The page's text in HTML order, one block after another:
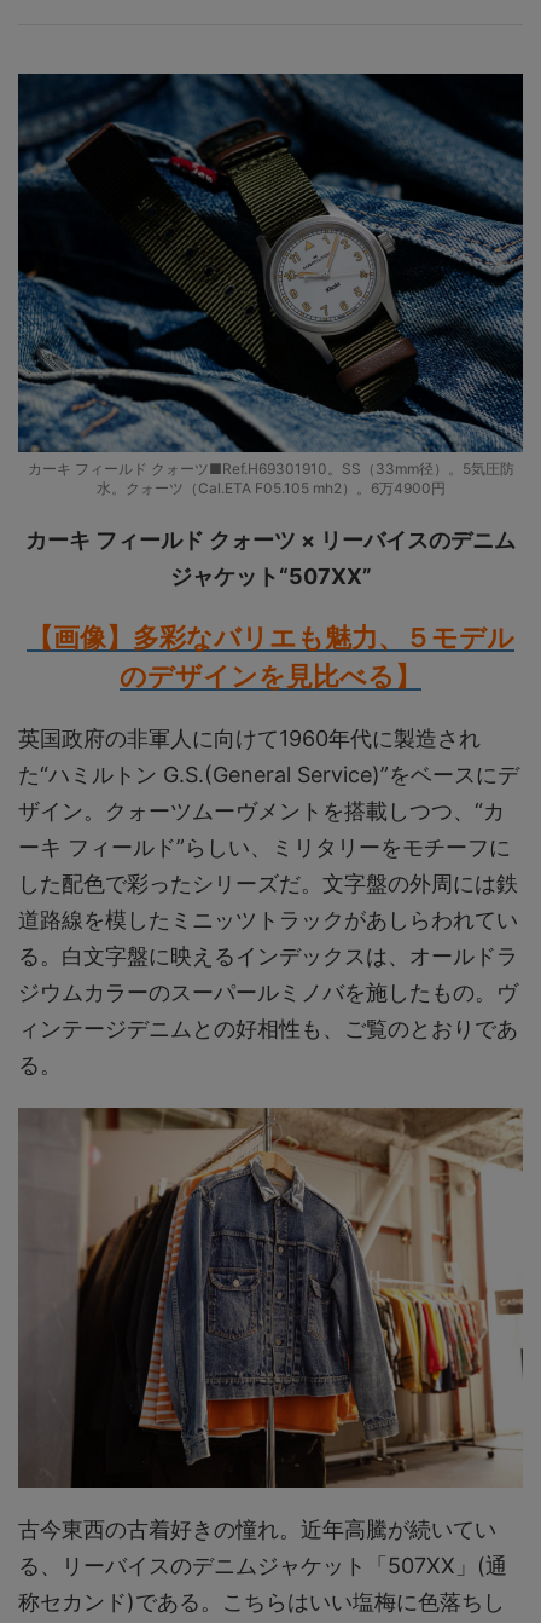
カーキ フィールド クォーツ■Ref.H69301910。SS（33mm径）。5気圧防
水。クォーツ（Cal.ETA F05.105 mh2）。6万4900円
カーキ フィールド クォーツ × リーバイスのデニム
ジャケット“507XX”
【画像】多彩なバリエも魅力、５モデル
のデザインを見比べる】
英国政府の非軍人に向けて1960年代に製造され
た“ハミルトン G.S.(General Service)”をベースにデ
ザイン。クォーツムーヴメントを搭載しつつ、“カ
ーキ フィールド”らしい、ミリタリーをモチーフに
した配色で彩ったシリーズだ。文字盤の外周には鉄
道路線を模したミニッツトラックがあしらわれてい
る。白文字盤に映えるインデックスは、オールドラ
ジウムカラーのスーパールミノバを施したもの。ヴ
ィンテージデニムとの好相性も、ご覧のとおりであ
る。
古今東西の古着好きの憧れ。近年高騰が続いてい
る、リーバイスのデニムジャケット「507XX」(通
称セカンド)である。こちらはいい塩梅に色落ちし